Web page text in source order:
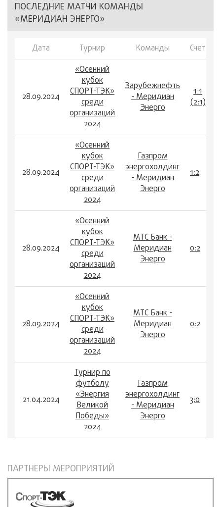
ПОСЛЕДНИЕ МАТЧИ КОМАНДЫ
«МЕРИДИАН ЭНЕРГО»
Дата Турнир Команды Счет
28.09.2024
«Осенний
кубок
СПОРТ-ТЭК»
среди
организаций
2024
Зарубежнефть
- Меридиан
Энерго
1:1
(2:1)
28.09.2024
«Осенний
кубок
СПОРТ-ТЭК»
среди
организаций
2024
Газпром
энергохолдинг
- Меридиан
Энерго
1:2
28.09.2024
«Осенний
кубок
СПОРТ-ТЭК»
среди
организаций
2024
МТС Банк -
Меридиан
Энерго
0:2
28.09.2024
«Осенний
кубок
СПОРТ-ТЭК»
среди
организаций
2024
МТС Банк -
Меридиан
Энерго
0:2
21.04.2024
Турнир по
футболу
«Энергия
Великой
Победы»
2024
Газпром
энергохолдинг
- Меридиан
Энерго
3:0
ПАРТНЕРЫ МЕРОПРИЯТИЙ